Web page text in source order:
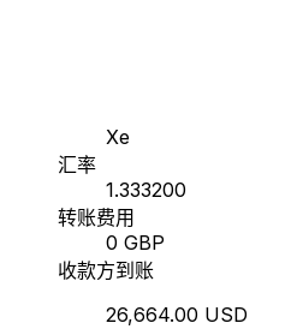
Xe
汇率
1.333200
转账费用
0 GBP
收款方到账
26,664.00 USD